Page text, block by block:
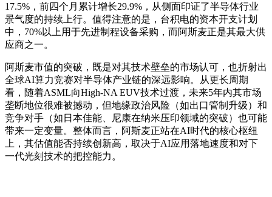
17.5%，前四个月累计增长29.9%，从侧面印证了半导体行业
景气度的持续上行。值得注意的是，台积电的资本开支计划
中，70%以上用于先进制程设备采购，而阿斯麦正是其最大供
应商之一。
阿斯麦市值的突破，既是对其技术壁垒的市场认可，也折射出
全球AI算力竞赛对半导体产业链的深远影响。从更长周期
看，随着ASML向High-NA EUV技术过渡，未来5年内其市场
垄断地位很难被撼动，但地缘政治风险（如出口管制升级）和
竞争对手（如日本佳能、尼康在纳米压印领域的突破）也可能
带来一定变量。整体而言，阿斯麦正站在AI时代的核心枢纽
上，其估值能否持续创新高，取决于AI应用落地速度和对下
一代光刻技术的把控能力。